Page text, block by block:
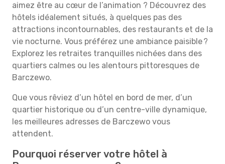
aimez être au cœur de l’animation ? Découvrez des
hôtels idéalement situés, à quelques pas des
attractions incontournables, des restaurants et de la
vie nocturne. Vous préférez une ambiance paisible ?
Explorez les retraites tranquilles nichées dans des
quartiers calmes ou les alentours pittoresques de
Barczewo.
Que vous rêviez d’un hôtel en bord de mer, d’un
quartier historique ou d’un centre-ville dynamique,
les meilleures adresses de Barczewo vous
attendent.
Pourquoi réserver votre hôtel à